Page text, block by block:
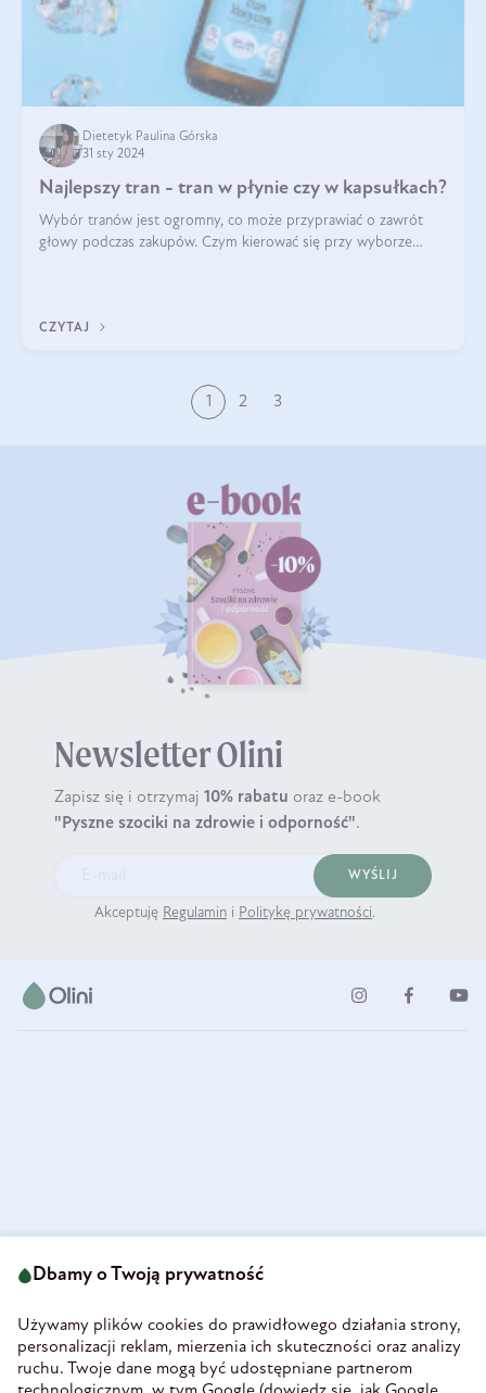
Dietetyk Paulina Górska
31 sty 2024
Najlepszy tran - tran w płynie czy w kapsułkach?
Wybór tranów jest ogromny, co może przyprawiać o zawrót
głowy podczas zakupów. Czym kierować się przy wyborze
CZYTAJ
1 2 3
Newsletter Olini
Zapisz się i otrzymaj 10% rabatu oraz e-book
"Pyszne szociki na zdrowie i odporność".
WYŚLIJ
Akceptuję Regulamin i Politykę prywatności.
58-160 Świebodzice
REGON 890213034
INFORMACJE
Dbamy o Twoją prywatność
Używamy plików cookies do prawidłowego działania strony,
personalizacji reklam, mierzenia ich skuteczności oraz analizy
ruchu. Twoje dane mogą być udostępniane partnerom